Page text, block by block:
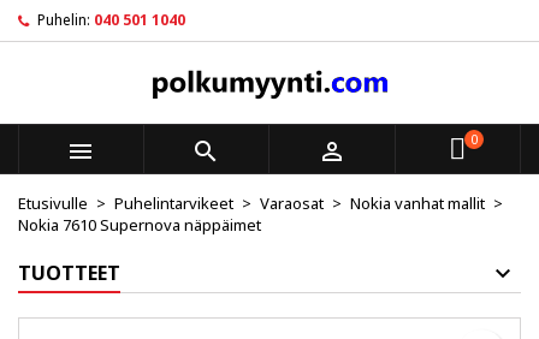
Puhelin: 040 501 1040
   0
Etusivulle Puhelintarvikeet Varaosat
Nokia vanhat mallit
Nokia 7610 Supernova näppäimet
TUOTTEET
My wishlists ×
Create new list
Luo toivelista ×
Toivelistan nimi
Peruuta
Kirjaudu sisään ×
Sinun pitää olla kirjautunut jotta voit lisätä tuotteita
toivelistalle.
Peruuta Kirjaudu sisään